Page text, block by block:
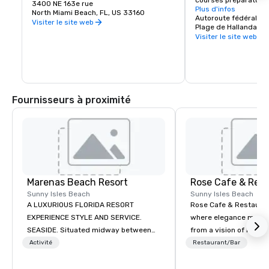
pagayeurs, les pêcheurs et les nageurs.
Profitez d'un pique-nique dans la
pittoresque baie de Biscayne ou
3400 NE 163e rue
North Miami Beach, FL, US 33160
Visiter le site web
dont le Florida
dollars. Les
et entraîneurs du
passent leur hiver
pouvez affronter
365 jours par an,
sous, nos jeux de
notre poker à
journée ou une nuit
Gulfstream Park
Plus d'infos
Autoroute fédérale
Plage de Hallandale,
Visiter le site web
Fournisseurs à proximité
Marenas Beach Resort
Sunny Isles Beach
A LUXURIOUS FLORIDA RESORT
EXPERIENCE STYLE AND SERVICE.
SEASIDE. Situated midway between
Miami and Fort Lauderdale, Marenas
Activité
Rose Cafe &
Sunny Isles Beach
Rose Cafe &
where elegance
from a vision of love,
connection, we offers a
Restaurant/Bar